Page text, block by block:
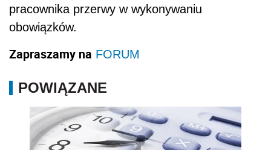
pracownika przerwy w wykonywaniu
obowiązków.
Zapraszamy na FORUM
POWIĄZANE